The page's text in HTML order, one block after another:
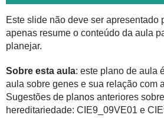
Este slide não deve ser apresentado
apenas resume o conteúdo da aula
planejar.
Sobre esta aula: este plano de aula
aula sobre genes e sua relação com
Sugestões de planos anteriores
hereditariedade: CIE9_09VE01 e